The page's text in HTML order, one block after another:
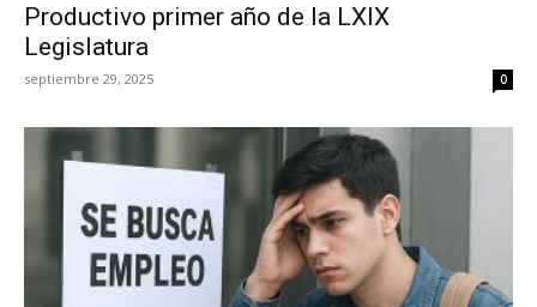
Productivo primer año de la LXIX
Legislatura
septiembre 29, 2025 0